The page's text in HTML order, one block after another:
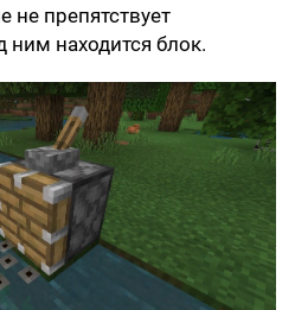
не препятствует
ним находится блок.